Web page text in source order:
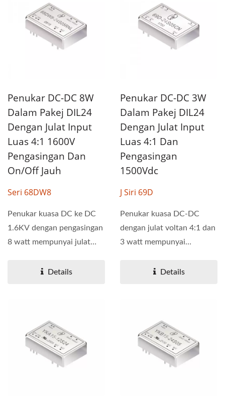
Penukar DC-DC 8W
Dalam Pakej DIL24
Dengan Julat Input
Luas 4:1 1600V
Pengasingan Dan
On/Off Jauh
Seri 68DW8
Penukar kuasa DC ke DC
1.6KV dengan pengasingan
8 watt mempunyai julat
Details
Penukar DC-DC 3W
Dalam Pakej DIL24
Dengan Julat Input
Luas 4:1 Dan
Pengasingan
1500Vdc
J Siri 69D
Penukar kuasa DC-DC
dengan julat voltan 4:1 dan
3 watt mempunyai
69D tersedia...Details